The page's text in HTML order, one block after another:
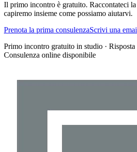
Il primo incontro è gratuito. Raccontateci
capiremo insieme come possiamo aiutarvi.
Prenota la prima consulenzaScrivi una
Primo incontro gratuito in studio · Risposta
Consulenza online disponibile